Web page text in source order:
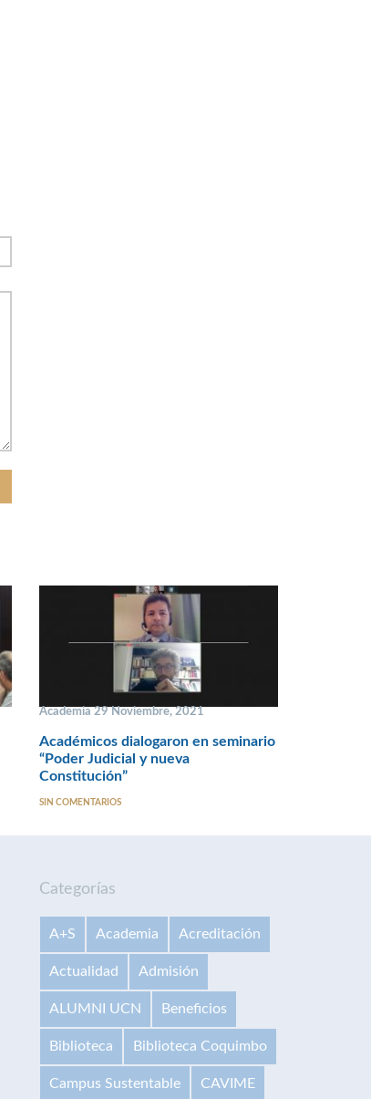
Academia 29 Noviembre, 2021
Académicos dialogaron en seminario
“Poder Judicial y nueva
Constitución”
SIN COMENTARIOS
Categorías
A+S Academia Acreditación
Actualidad Admisión
ALUMNI UCN Beneficios
Biblioteca Biblioteca Coquimbo
Campus Sustentable CAVIME